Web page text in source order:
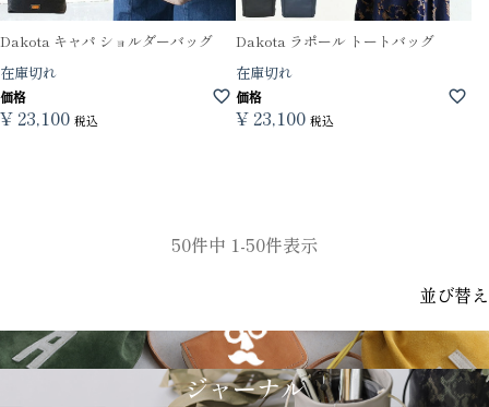
Dakota キャパ ショルダーバッグ
在庫切れ
価格
¥23,100 税込
Dakota ラポール トートバッグ
在庫切れ
価格
¥23,100 税込
並び替え
50件中 1-50件表示
GRIMM LAB
ジャーナル